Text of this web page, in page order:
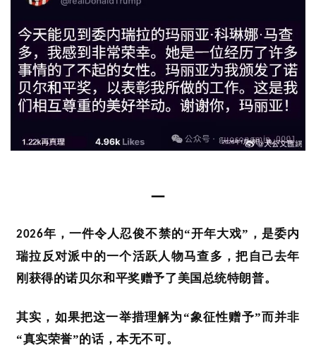
一
2026年，一件令人忍俊不禁的“开年大戏”，是委内
瑞拉反对派中的一个活跃人物马查多 ，把自己去年
刚获得的诺贝尔和平奖赠予了美国总统特朗普。
其实，如果把这一举措理解为“象征性赠予”而并非
“真实荣誉”的话，本无不可。